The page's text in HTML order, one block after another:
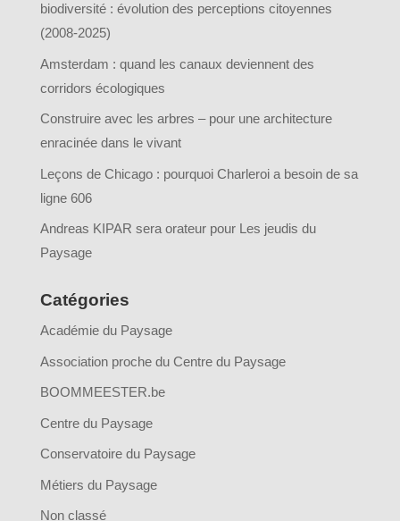
biodiversité : évolution des perceptions citoyennes
(2008-2025)
Amsterdam : quand les canaux deviennent des
corridors écologiques
Construire avec les arbres – pour une architecture
enracinée dans le vivant
Leçons de Chicago : pourquoi Charleroi a besoin de sa
ligne 606
Andreas KIPAR sera orateur pour Les jeudis du
Paysage
Catégories
Académie du Paysage
Association proche du Centre du Paysage
BOOMMEESTER.be
Centre du Paysage
Conservatoire du Paysage
Métiers du Paysage
Non classé